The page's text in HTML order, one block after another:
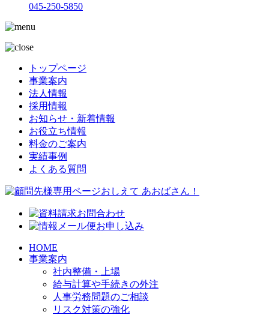
045-250-5850
トップページ
事業案内
法人情報
採用情報
お知らせ・新着情報
お役立ち情報
料金のご案内
実績事例
よくある質問
HOME
事業案内
社内整備・上場
給与計算や手続きの外注
人事労務問題のご相談
リスク対策の強化